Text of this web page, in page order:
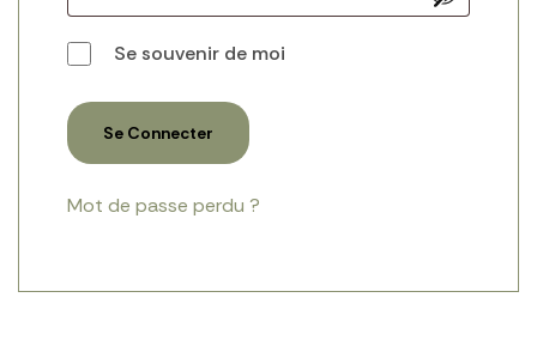
Se souvenir de moi
Se Connecter
Mot de passe perdu ?